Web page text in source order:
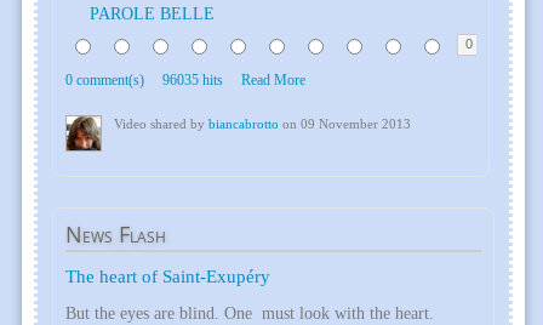
PAROLE BELLE
0
0 comment(s) 96035 hits Read More
Video shared by biancabrotto on 09 November 2013
News Flash
The heart of Saint-Exupéry
But the eyes are blind. One must look with the heart.